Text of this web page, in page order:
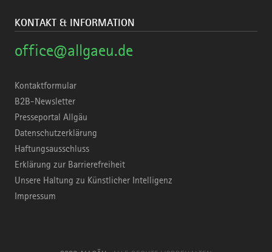
KONTAKT & INFORMATION
office@allgaeu.de
Kontaktformular
B2B-Newsletter
Presseportal Allgäu
Datenschutzerklärung
Haftungsausschluss
Erklärung zur Barrierefreiheit
Unsere Haltung zu Künstlicher Intelligenz
Impressum